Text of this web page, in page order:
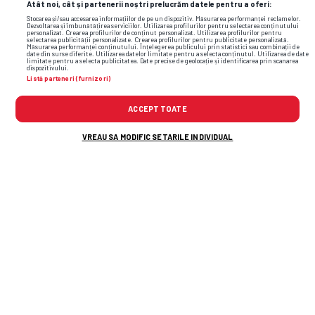
Atât noi, cât și partenerii noștri prelucrăm datele pentru a oferi:
Stocarea și/sau accesarea informațiilor de pe un dispozitiv. Măsurarea performanței reclamelor.
Dezvoltarea și îmbunătățirea serviciilor. Utilizarea profilurilor pentru selectarea conținutului
personalizat. Crearea profilurilor de conținut personalizat. Utilizarea profilurilor pentru
selectarea publicității personalizate. Crearea profilurilor pentru publicitate personalizată.
Măsurarea performanței conținutului. Înțelegerea publicului prin statistici sau combinații de
date din surse diferite. Utilizarea datelor limitate pentru a selecta conținutul. Utilizarea de date
limitate pentru a selecta publicitatea. Date precise de geolocație și identificarea prin scanarea
dispozitivului.
Listă parteneri (furnizori)
ACCEPT TOATE
VREAU SA MODIFIC SETARILE INDIVIDUAL